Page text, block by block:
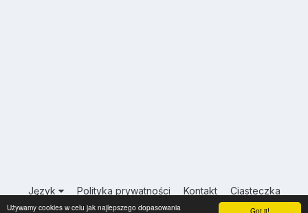
Got it!
Używamy cookies w celu jak najlepszego dopasowania
Język Polityka prywatności Kontakt Ciasteczka
USA.INFO.PL